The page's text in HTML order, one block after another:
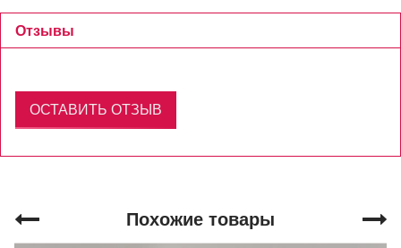
Отзывы
ОСТАВИТЬ ОТЗЫВ
Похожие товары